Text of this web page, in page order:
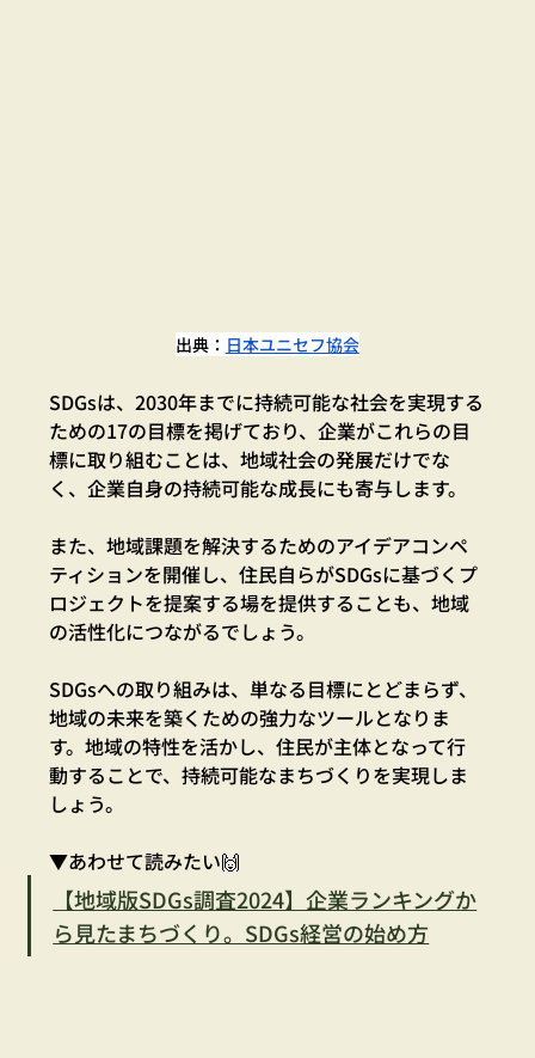
出典： 日本ユニセフ協会
SDGsは、2030年までに持続可能な社会を実現する
ための17の目標を掲げており、企業がこれらの目
標に取り組むことは、地域社会の発展だけでな
く、企業自身の持続可能な成長にも寄与します。
また、地域課題を解決するためのアイデアコンペ
ティションを開催し、住民自らがSDGsに基づくプ
ロジェクトを提案する場を提供することも、地域
の活性化につながるでしょう。
SDGsへの取り組みは、単なる目標にとどまらず、
地域の未来を築くための強力なツールとなりま
す。地域の特性を活かし、住民が主体となって行
動することで、持続可能なまちづくりを実現しま
しょう。
▼あわせて読みたい🙌
【地域版SDGs調査2024】企業ランキングか
ら見たまちづくり。SDGs経営の始め方